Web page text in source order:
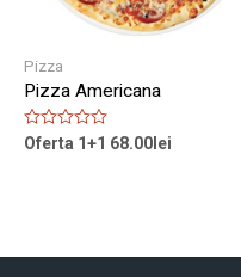
Pizza
Pizza Americana
Rated
Oferta 1+1 68.00 lei